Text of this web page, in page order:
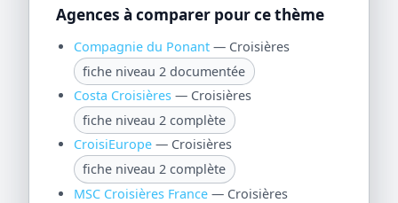
Agences à comparer pour ce thème
Compagnie du Ponant— Croisières
fiche niveau 2 documentée
Costa Croisières— Croisières
fiche niveau 2 complète
CroisiEurope— Croisières
fiche niveau 2 complète
MSC Croisières France— Croisières